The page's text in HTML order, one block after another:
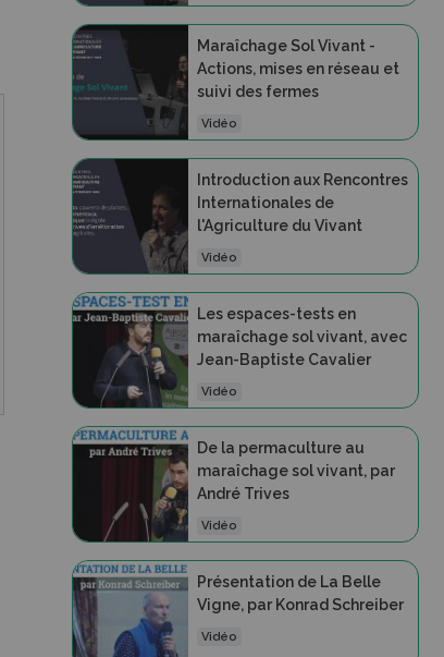
Maraîchage Sol Vivant -
Actions, mises en réseau et
suivi des fermes
Vidéo
Introduction aux Rencontres
Internationales de
l'Agriculture du Vivant
Vidéo
Les espaces-tests en
maraîchage sol vivant, avec
Jean-Baptiste Cavalier
Vidéo
De la permaculture au
maraîchage sol vivant, par
André Trives
Vidéo
Présentation de La Belle
Vigne, par Konrad Schreiber
Vidéo